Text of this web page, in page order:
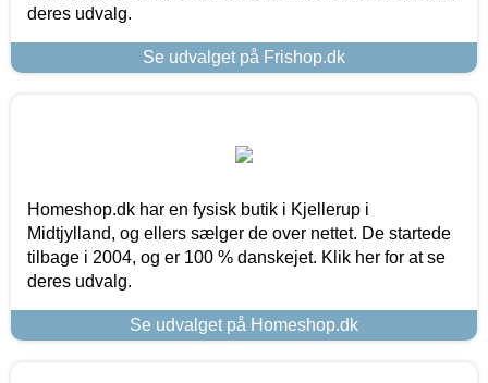
deres udvalg.
Se udvalget på Frishop.dk
Homeshop.dk har en fysisk butik i Kjellerup i
Midtjylland, og ellers sælger de over nettet. De startede
tilbage i 2004, og er 100 % danskejet. Klik her for at se
deres udvalg.
Se udvalget på Homeshop.dk